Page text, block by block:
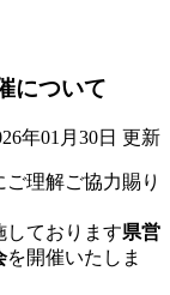
について
年01月30日 更新
理解ご協力賜り
しております県営
を開催いたしま